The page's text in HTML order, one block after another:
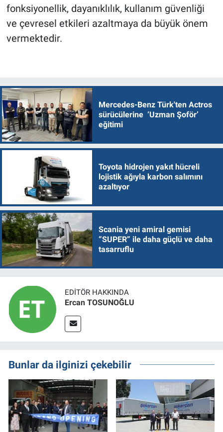
fonksiyonellik, dayanıklılık, kullanım güvenliği
ve çevresel etkileri azaltmaya da büyük önem
vermektedir.
Mercedes-Benz Türk'ten Actros
sürücülerine ‘Uzman Şoför’
eğitimi
Toyota hidrojen yakıt hücreli
lojistik ağıyla karbon salımını
azaltıyor
Scania yeni amiral gemisi
“SUPER” ile daha güçlü ve daha
tasarruflu
EDITÖR HAKKINDA
Ercan TOSUNOĞLU
Bunlar da ilginizi çekebilir